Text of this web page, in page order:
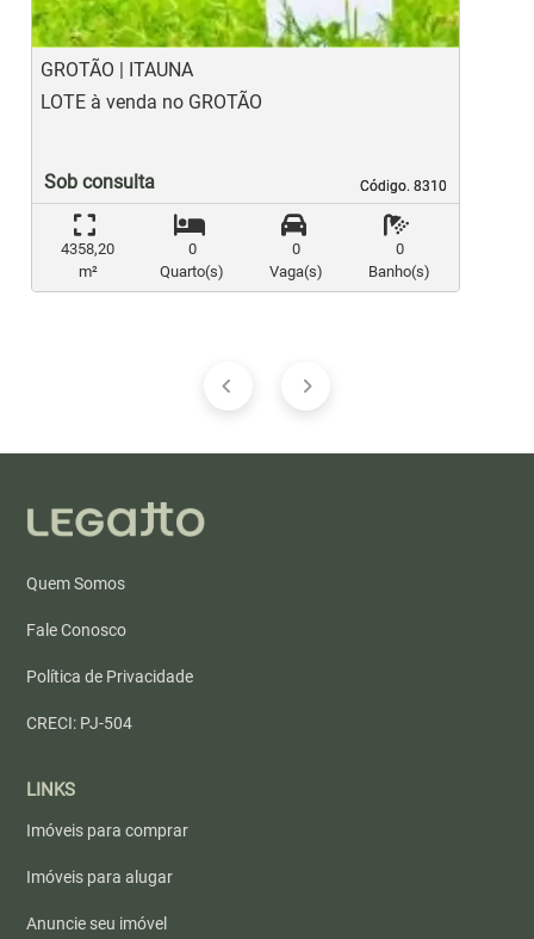
GROTÃO | ITAUNA
Código. 8310
Código. 8310
LOTE à venda no GROTÃO
Sob consulta
4358,20
m²
0
Quarto(s)
0
Vaga(s)
0
Banho(s)
Quem Somos
Fale Conosco
Política de Privacidade
CRECI: PJ-504
LINKS
Imóveis para comprar
Imóveis para alugar
Anuncie seu imóvel